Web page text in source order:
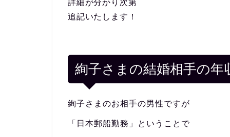
詳細が分かり次第
追記いたします！
絢子さまの結婚相手の年
絢子さまのお相手の男性ですが
「日本郵船勤務」ということで